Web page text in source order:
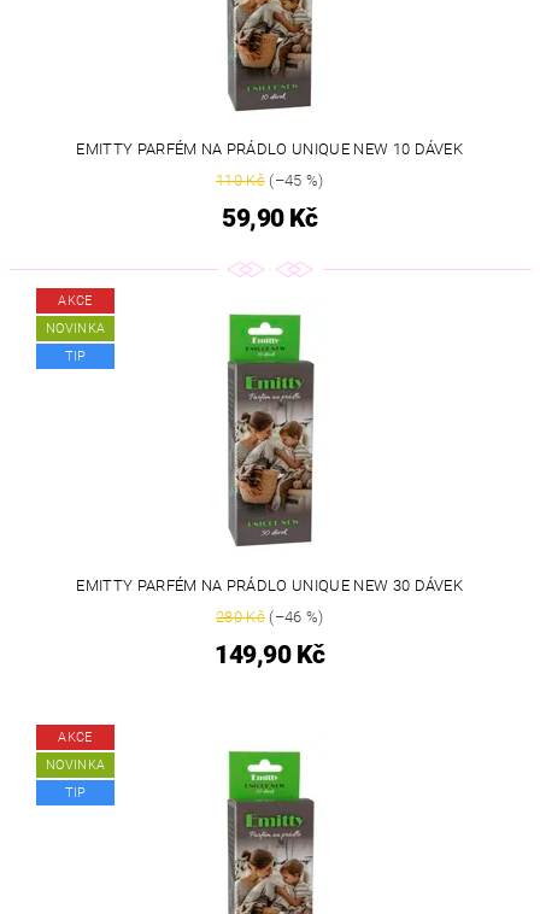
EMITTY PARFÉM NA PRÁDLO UNIQUE NEW 10 DÁVEK
110 Kč(–45 %)
59,90 Kč
AKCE
NOVINKA
TIP
EMITTY PARFÉM NA PRÁDLO UNIQUE NEW 30 DÁVEK
280 Kč(–46 %)
149,90 Kč
AKCE
NOVINKA
TIP